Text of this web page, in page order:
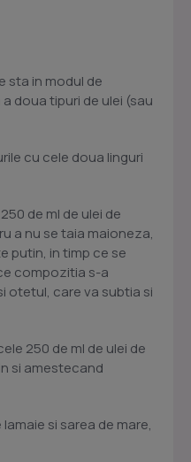
sta in modul de
doua tipuri de ulei (sau
cu cele doua linguri
de ml de ulei de
a nu se taia maioneza,
putin, in timp ce se
compozitia s-a
otetul, care va subtia si
250 de ml de ulei de
si amestecand
si sarea de mare,